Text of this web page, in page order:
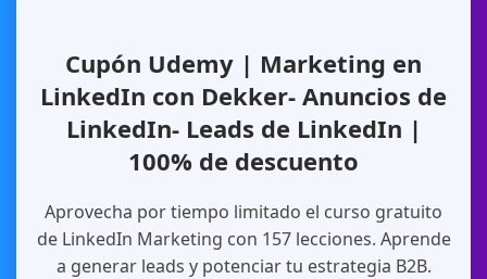
Cupón Udemy | Marketing en
LinkedIn con Dekker- Anuncios de
LinkedIn- Leads de LinkedIn |
100% de descuento
Aprovecha por tiempo limitado el curso gratuito
de LinkedIn Marketing con 157 lecciones. Aprende
a generar leads y potenciar tu estrategia B2B.